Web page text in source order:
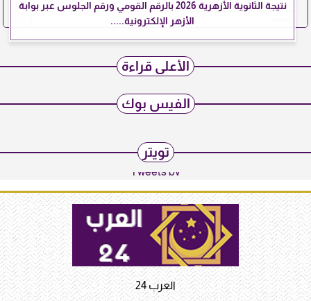
نتيجة الثانوية الأزهرية 2026 بالرقم القومي ورقم الجلوس عبر بوابة
الأزهر الإلكترونية.....
الأعلى قراءة
الفيس بوك
تويتر
Tweets by
العرب 24